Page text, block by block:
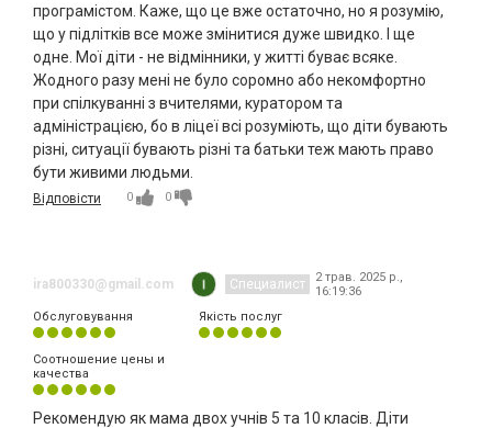
програмістом. Каже, що це вже остаточно, но я розумію,
що у підлітків все може змінитися дуже швидко. І ще
одне. Мої діти - не відмінники, у житті буває всяке.
Жодного разу мені не було соромно або некомфортно
при спілкуванні з вчителями, куратором та
адміністрацією, бо в ліцеї всі розуміють, що діти бувають
різні, ситуації бувають різні та батьки теж мають право
бути живими людьми.
Відповісти 0 0
ira800330@gmail.com Специалист
2 трав. 2025 р.,
16:19:36
Обслуговування
Якість послуг
Соотношение цены и
качества
Рекомендую як мама двох учнів 5 та 10 класів. Діти